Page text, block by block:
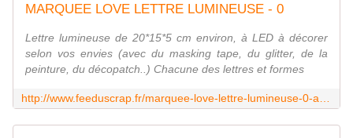
MARQUEE LOVE LETTRE LUMINEUSE - 0
Lettre lumineuse de 20*15*5 cm environ, à LED à décorer
selon vos envies (avec du masking tape, du glitter, de la
peinture, du décopatch..) Chacune des lettres et formes